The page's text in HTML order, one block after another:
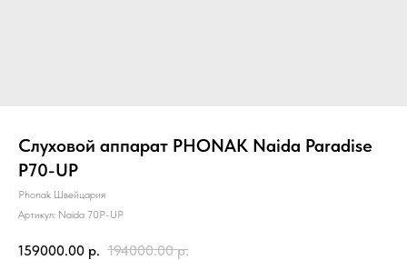
Слуховой аппарат PHONAK Naida Paradise
P70-UP
Phonak Швейцария
Артикул: Naida 70P-UP
159000.00 р. 194000.00 р.